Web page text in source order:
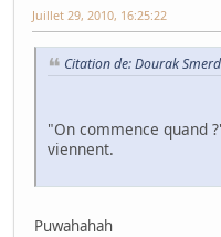
Juillet 29, 2010, 16:25:22
Citation de: Dourak
"On commence quand
viennent.
Puwahahah